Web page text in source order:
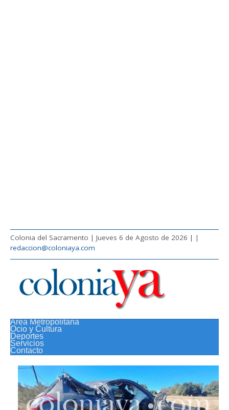
Colonia del Sacramento | Jueves 6 de Agosto de 2026 | |
redaccion@coloniaya.com
Área Metropolitana
Ocio y Cultura
Deportes
Servicios
Contacto